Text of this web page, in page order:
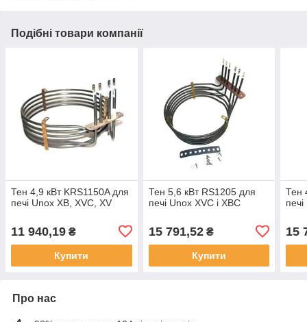
Подібні товари компанії
Тен 4,9 кВт KRS1150A для
печі Unox XB, XVC, XV
11 940,19 ₴
Купити
Тен 5,6 кВт RS1205 для
печі Unox XVC і XBC
15 791,52₴
Купити
Тен
15
Про нас